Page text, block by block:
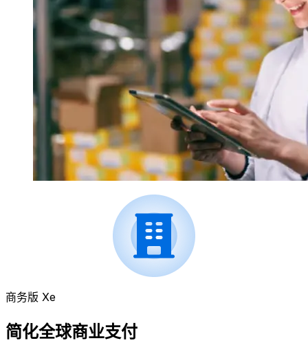
商务版 Xe
简化全球商业支付